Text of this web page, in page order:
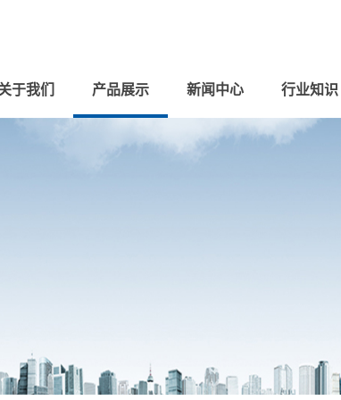
于我们 产品展示 新闻中心 行业知识